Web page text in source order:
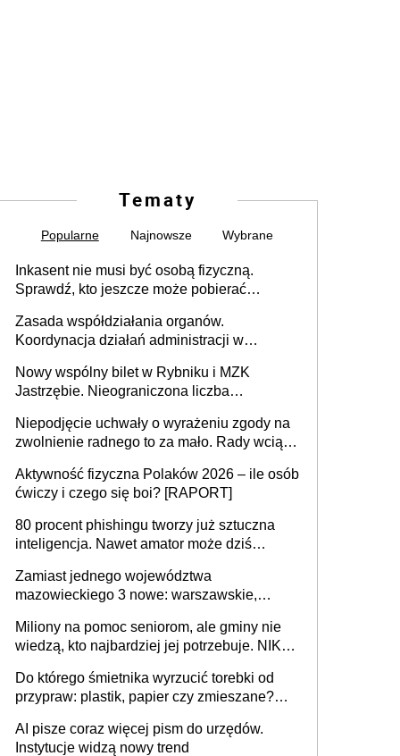
Tematy
Popularne Najnowsze Wybrane
Inkasent nie musi być osobą fizyczną.
Sprawdź, kto jeszcze może pobierać
Zasada współdziałania organów.
Koordynacja działań administracji w
Nowy wspólny bilet w Rybniku i MZK
Jastrzębie. Nieograniczona liczba
Niepodjęcie uchwały o wyrażeniu zgody na
zwolnienie radnego to za mało. Rady wciąż
rozstrzygać sprawy
Aktywność fizyczna Polaków 2026 – ile osób
ćwiczy i czego się boi? [RAPORT]
80 procent phishingu tworzy już sztuczna
inteligencja. Nawet amator może dziś
Zamiast jednego województwa
mazowieckiego 3 nowe: warszawskie,
Europie nie ma tak dużych jednostek
stołecznych
Miliony na pomoc seniorom, ale gminy nie
wiedzą, kto najbardziej jej potrzebuje. NIK
Do którego śmietnika wyrzucić torebki od
przypraw: plastik, papier czy zmieszane?
AI pisze coraz więcej pism do urzędów.
Instytucje widzą nowy trend